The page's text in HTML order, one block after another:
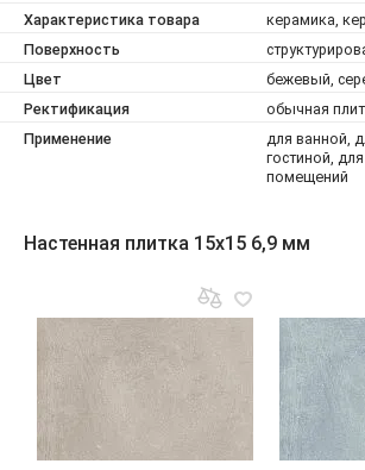
Характеристика товара
керамика,
Поверхность
Цвет
бежевый,
Ректификация
обычная
Применение
для ванной,
гостиной,
помещений
Настенная плитка 15x15 6,9 мм